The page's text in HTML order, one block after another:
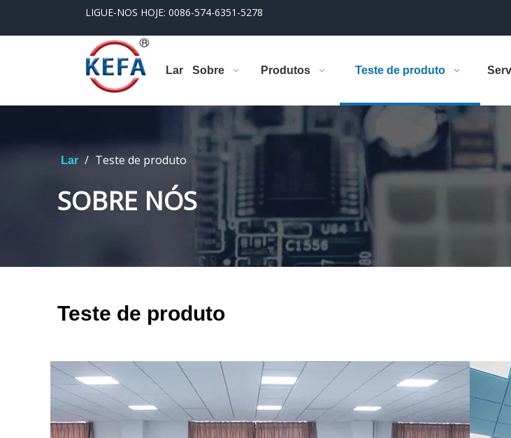
LIGUE-NOS HOJE: 0086-574-6351-5278
Lar Sobre Produtos Teste de produto
Lar / Teste de produto
SOBRE NÓS
Teste de produto